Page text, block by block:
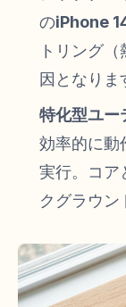
のiPhone
トリング
因となりま
特化型ユー
効率的に動
実行。コア
クグラウン